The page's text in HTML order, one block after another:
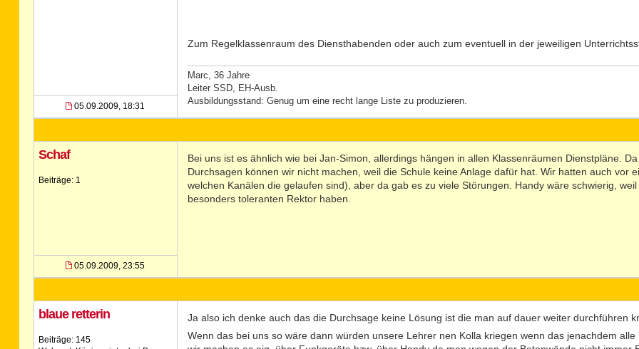
05.09.2009, 18:31
Zum Regelklassenraum des Diensthabenden oder auch zum eventuell in der jeweiligen
Marc, 36 Jahre
Leiter SSD, EH-Ausb.
Ausbildungsstand: Genug um eine recht lange Liste zu produzieren.
Schaf
Beiträge: 1
05.09.2009, 23:55
Bei uns ist es ähnlich wie bei Jan-Simon, allerdings hängen in allen Klassenräumen Dienstpläne.
Durchsagen können wir nicht machen, weil die Schule keine Anlage dafür hat. Wir hatten auch vor
welchen Kanälen die gelaufen sind), aber da gab es zu viele Störungen. Handy wäre schwierig,
besonders toleranten Rektor haben.
blaue retterin
Beiträge: 145
Ja also ich denke auch das die Durchsage keine Lösung ist die man auf dauer weiter durchführen
Wenn das bei uns so wäre dann würden unsere Lehrer nen Kolla kriegen wenn das jenachdem